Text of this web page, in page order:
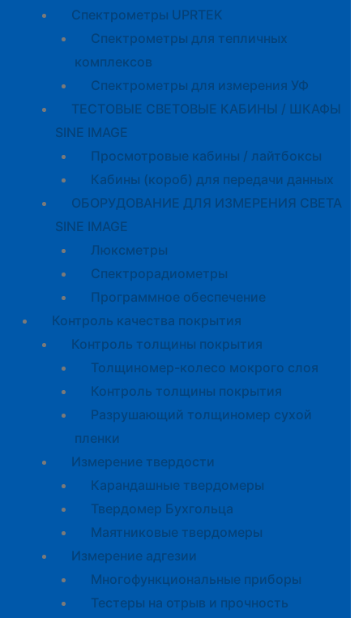
Спектрометры UPRTEK
Спектрометры для тепличных
комплексов
Спектрометры для измерения УФ
ТЕСТОВЫЕ СВЕТОВЫЕ КАБИНЫ / ШКАФЫ
SINE IMAGE
Просмотровые кабины / лайтбоксы
Кабины (короб) для передачи данных
ОБОРУДОВАНИЕ ДЛЯ ИЗМЕРЕНИЯ СВЕТА
SINE IMAGE
Люксметры
Спектрорадиометры
Программное обеспечение
Контроль качества покрытия
Контроль толщины покрытия
Толщиномер-колесо мокрого слоя
Контроль толщины покрытия
Разрушающий толщиномер сухой
пленки
Измерение твердости
Карандашные твердомеры
Твердомер Бухгольца
Маятниковые твердомеры
Измерение адгезии
Многофункциональные приборы
Тестеры на отрыв и прочность